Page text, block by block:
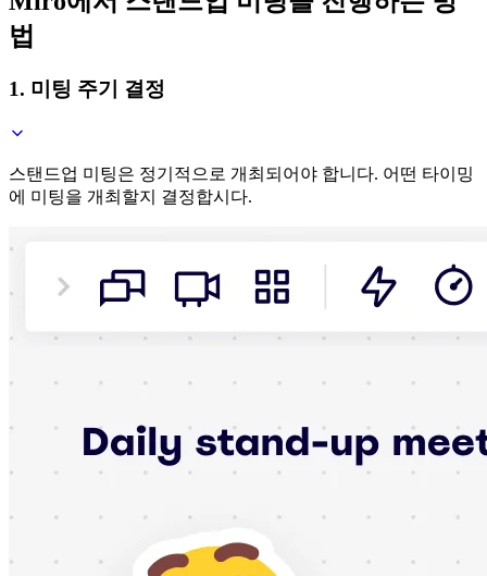
법
1. 미팅 주기 결정
스탠드업 미팅은 정기적으로 개최되어야 합니다. 어떤 타이밍
에 미팅을 개최할지 결정합시다.